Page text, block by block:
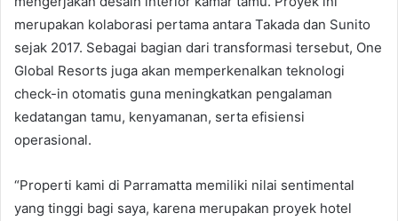
merupakan kolaborasi pertama antara Takada dan Sunito
sejak 2017. Sebagai bagian dari transformasi tersebut, One
Global Resorts juga akan memperkenalkan teknologi
check-in otomatis guna meningkatkan pengalaman
kedatangan tamu, kenyamanan, serta efisiensi
operasional.
“Properti kami di Parramatta memiliki nilai sentimental
yang tinggi bagi saya, karena merupakan proyek hotel